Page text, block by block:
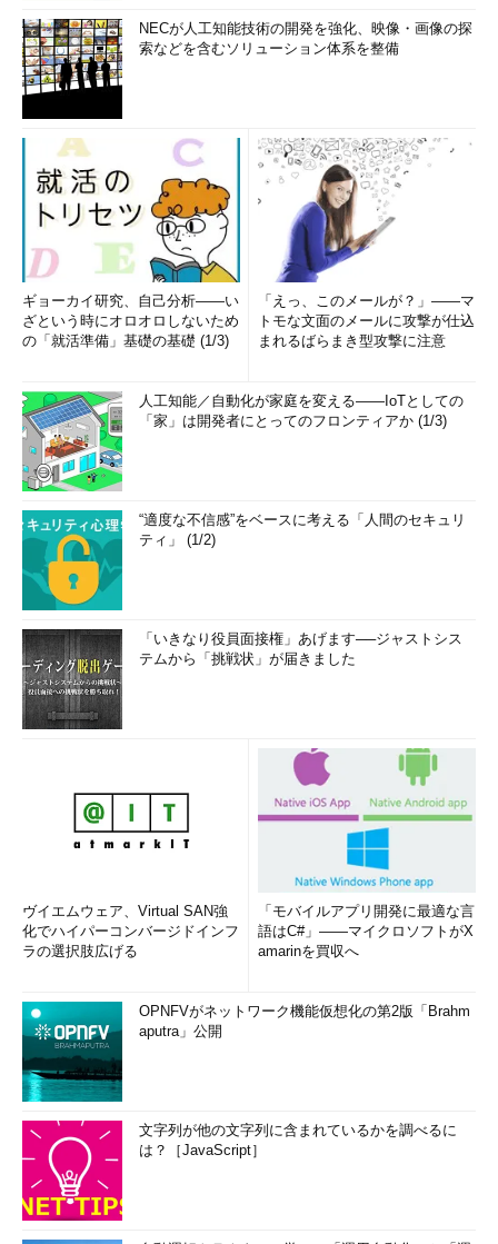
NECが人工知能技術の開発を強化、映像・画像の探
索などを含むソリューション体系を整備
ギョーカイ研究、自己分析――い
ざという時にオロオロしないため
の「就活準備」基礎の基礎 (1/3)
「えっ、このメールが？」――マ
トモな文面のメールに攻撃が仕込
まれるばらまき型攻撃に注意
人工知能／自動化が家庭を変える――IoTとしての
「家」は開発者にとってのフロンティアか (1/3)
“適度な不信感”をベースに考える「人間のセキュリ
ティ」 (1/2)
「いきなり役員面接権」あげます──ジャストシス
テムから「挑戦状」が届きました
ヴイエムウェア、Virtual SAN強
化でハイパーコンバージドインフ
ラの選択肢広げる
「モバイルアプリ開発に最適な言
語はC#」――マイクロソフトがX
amarinを買収へ
OPNFVがネットワーク機能仮想化の第2版「Brahm
aputra」公開
文字列が他の文字列に含まれているかを調べるに
は？［JavaScript］